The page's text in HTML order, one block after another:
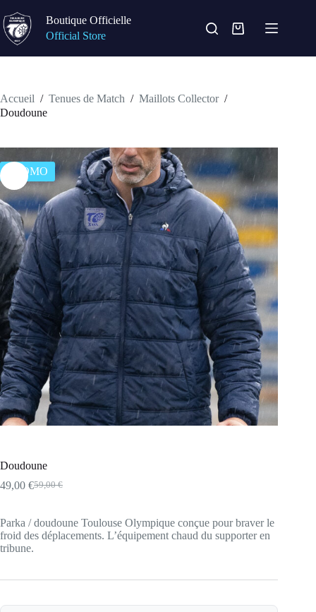
au
contenu
Boutique Officielle
Official Store
Panier
Accueil / Tenues de Match / Maillots Collector /
Doudoune
PROMO
Doudoune
59,00€
Le
était :
59,00 €.
49,00 €Le
est :
49,00 €.
Parka / doudoune Toulouse Olympique conçue pour braver le
froid des déplacements. L’équipement chaud du supporter en
tribune.